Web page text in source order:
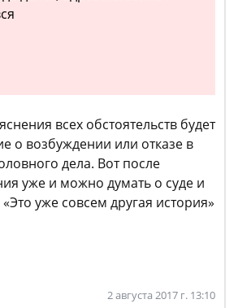
всех обстоятельств будет
о возбуждении или отказе в
дела. Вот после
уже и можно думать о суде и
уже совсем другая история»
2 августа 2017 г. 13:10